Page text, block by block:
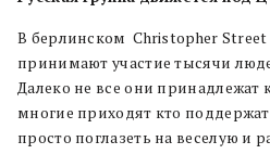
В берлинском Christopher
принимают участие тысячи
Далеко не все они принадлежат
многие приходят кто
просто поглазеть на веселую и